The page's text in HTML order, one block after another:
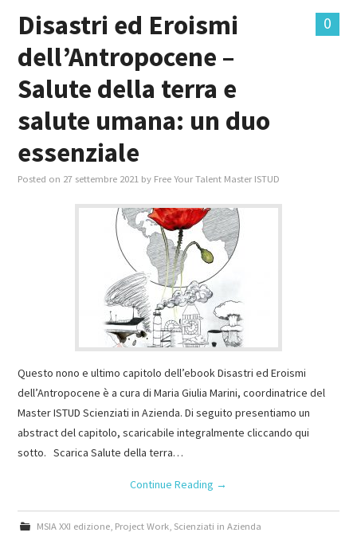
0
Disastri ed Eroismi
dell’Antropocene –
Salute della terra e
salute umana: un duo
essenziale
Posted on 27 settembre 2021 by Free Your Talent Master ISTUD
Questo nono e ultimo capitolo dell’ebook Disastri ed Eroismi
dell’Antropocene è a cura di Maria Giulia Marini, coordinatrice del
Master ISTUD Scienziati in Azienda. Di seguito presentiamo un
abstract del capitolo, scaricabile integralmente cliccando qui
sotto. Scarica Salute della terra…
Continue Reading →
MSIA XXI edizione, Project Work, Scienziati in Azienda